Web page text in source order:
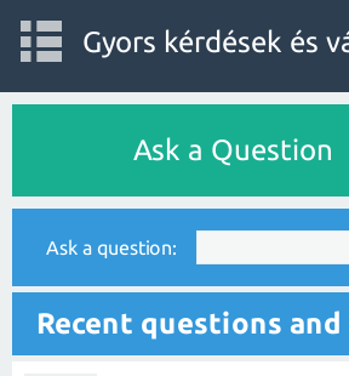
Gyors kérdések és
Ask a Question
Ask a question:
Recent questions and